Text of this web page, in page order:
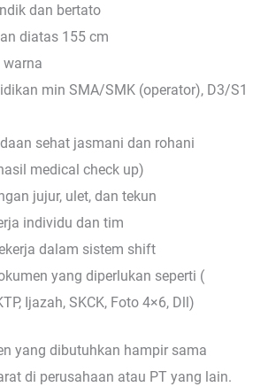
dan bertato
diatas 155 cm
min SMA/SMK (operator), D3/S1
sehat jasmani dan rohani
medical check up)
jujur, ulet, dan tekun
individu dan tim
dalam sistem shift
yang diperlukan seperti (
Ijazah, SKCK, Foto 4×6, Dll)
yang dibutuhkan hampir sama
di perusahaan atau PT yang lain.